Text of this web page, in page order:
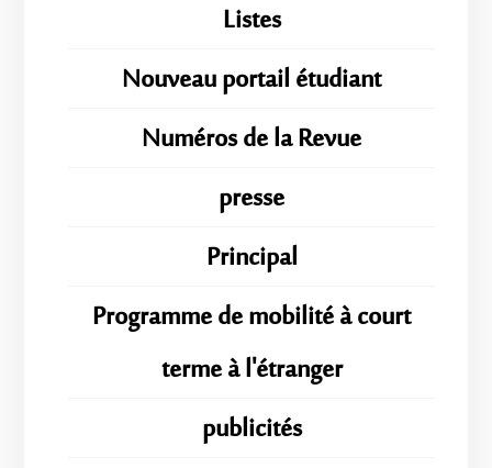
Listes
Nouveau portail étudiant
Numéros de la Revue
presse
Principal
Programme de mobilité à court
terme à l'étranger
publicités